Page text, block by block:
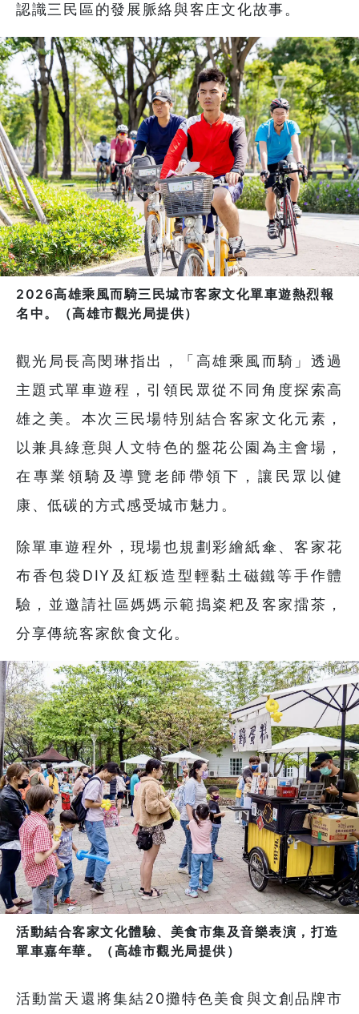
認識三民區的發展脈絡與客庄文化故事。
2026高雄乘風而騎三民城市客家文化單車遊熱烈報
名中。（高雄市觀光局提供）
觀光局長高閔琳指出，「高雄乘風而騎」透過
主題式單車遊程，引領民眾從不同角度探索高
雄之美。本次三民場特別結合客家文化元素，
以兼具綠意與人文特色的盤花公園為主會場，
在專業領騎及導覽老師帶領下，讓民眾以健
康、低碳的方式感受城市魅力。
除單車遊程外，現場也規劃彩繪紙傘、客家花
布香包袋DIY及紅粄造型輕黏土磁鐵等手作體
驗，並邀請社區媽媽示範搗粢粑及客家擂茶，
分享傳統客家飲食文化。
活動結合客家文化體驗、美食市集及音樂表演，打造
單車嘉年華。（高雄市觀光局提供）
活動當天還將集結20攤特色美食與文創品牌市